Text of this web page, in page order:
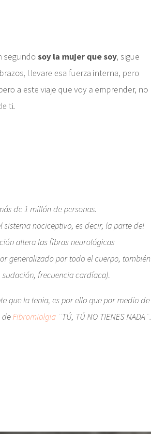
segundosoy la mujer que soy, sigue
llevare esa fuerza interna, pero
a este viaje que voy a emprender, no
ti.
de 1 millón de personas.
nociceptivo, es decir, la parte del
altera las fibras neurológicas
generalizado por todo el cuerpo, también
frecuencia cardíaca).
que la tenia, es por ello que por medio de
deFibromialgia ¨TÚ, TÚ NO TIENES NADA¨.